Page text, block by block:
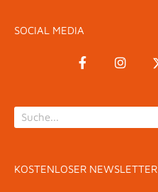
SOCIAL MEDIA
KOSTENLOSER NEWSLETTER